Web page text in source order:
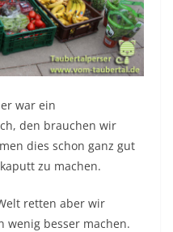
war ein
den brauchen wir
dies schon ganz gut
zu machen.
retten aber wir
wenig besser machen.